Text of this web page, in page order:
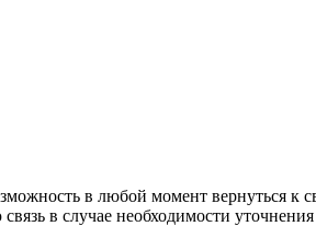
в любой момент вернуться к
в случае необходимости уточнения